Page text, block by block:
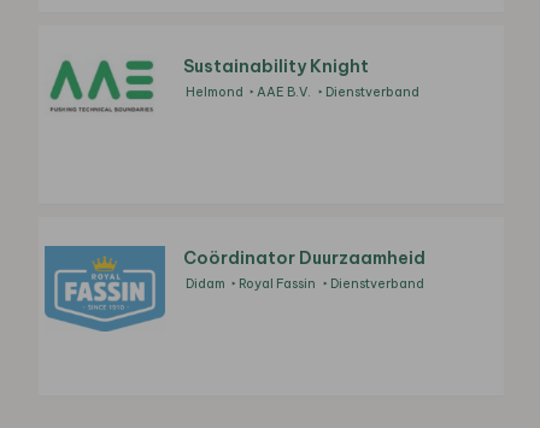
Sustainability Knight
Helmond AAE B.V. Dienstverband
Coördinator Duurzaamheid
Didam Royal Fassin Dienstverband